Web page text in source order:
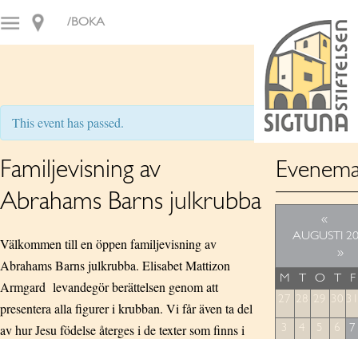
/BOKA
This event has passed.
Familjevisning av
Abrahams Barns julkrubba
Välkommen till en öppen familjevisning av
Abrahams Barns julkrubba. Elisabet Mattizon
Armgard levandegör berättelsen genom att
presentera alla figurer i krubban. Vi får även ta del
av hur Jesu födelse återges i de texter som finns i
«
AUGUSTI
»
M
T O T F
27 28 29 30
3 4 5 6 7